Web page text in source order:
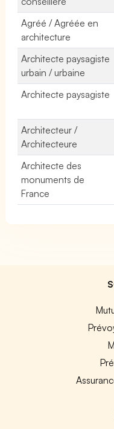
Agréé / Agréée en
architecture
Architecte paysagiste
urbain / urbaine
Architecte paysagiste
Architecteur /
Architecteure
Architecte des
monuments de
France